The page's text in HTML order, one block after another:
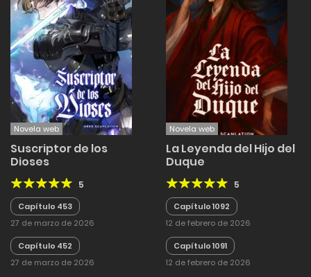
Novela web
Suscriptor de los
Dioses
5
Capítulo 453
27 de marzo de 2026
Capítulo 452
27 de marzo de 2026
Novela web
La Leyenda del Hijo del
Duque
5
Capítulo 1092
12 de febrero de 2026
Capítulo 1091
12 de febrero de 2026